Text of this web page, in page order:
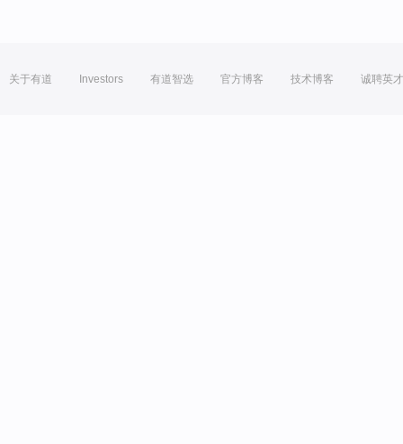
关于有道 Investors 有道智选 官方博客 技术博客 诚聘英才